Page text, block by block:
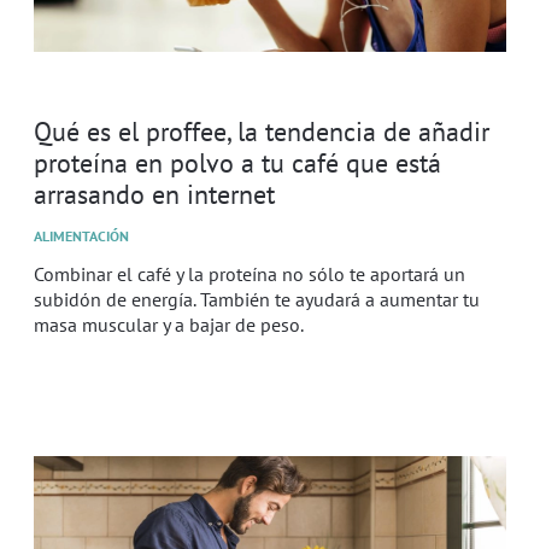
Qué es el proffee, la tendencia de añadir
proteína en polvo a tu café que está
arrasando en internet
ALIMENTACIÓN
Combinar el café y la proteína no sólo te aportará un
subidón de energía. También te ayudará a aumentar tu
masa muscular y a bajar de peso.